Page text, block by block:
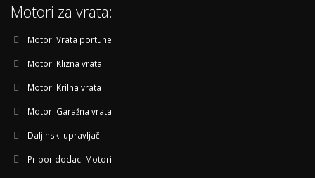
Motori za vrata:
Motori Vrata portune
Motori Klizna vrata
Motori Krilna vrata
Motori Garažna vrata
Daljinski upravljači
Pribor dodaci Motori